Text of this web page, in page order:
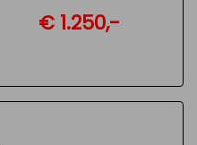
€ 1.250,-